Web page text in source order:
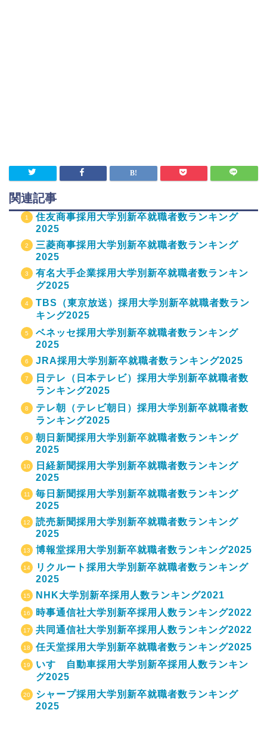
関連記事
住友商事採用大学別新卒就職者数ランキング
2025
三菱商事採用大学別新卒就職者数ランキング
2025
有名大手企業採用大学別新卒就職者数ランキン
グ2025
TBS（東京放送）採用大学別新卒就職者数ラン
キング2025
ベネッセ採用大学別新卒就職者数ランキング
2025
JRA採用大学別新卒就職者数ランキング2025
日テレ（日本テレビ）採用大学別新卒就職者数
ランキング2025
テレ朝（テレビ朝日）採用大学別新卒就職者数
ランキング2025
朝日新聞採用大学別新卒就職者数ランキング
2025
日経新聞採用大学別新卒就職者数ランキング
2025
毎日新聞採用大学別新卒就職者数ランキング
2025
読売新聞採用大学別新卒就職者数ランキング
2025
博報堂採用大学別新卒就職者数ランキング2025
リクルート採用大学別新卒就職者数ランキング
2025
NHK大学別新卒採用人数ランキング2021
時事通信社大学別新卒採用人数ランキング2022
共同通信社大学別新卒採用人数ランキング2022
任天堂採用大学別新卒就職者数ランキング2025
いすゞ自動車採用大学別新卒採用人数ランキン
グ2025
シャープ採用大学別新卒就職者数ランキング
2025